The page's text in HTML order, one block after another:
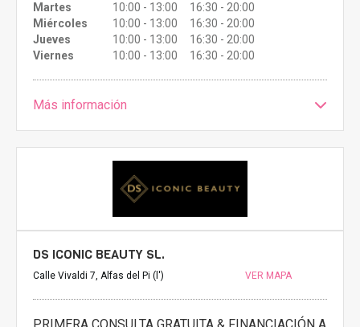
Martes
10:00 - 13:00 16:30 - 20:00
Miércoles
10:00 - 13:00 16:30 - 20:00
Jueves
10:00 - 13:00 16:30 - 20:00
Viernes
10:00 - 13:00 16:30 - 20:00
Más información
DS ICONIC BEAUTY SL.
Calle Vivaldi 7, Alfas del Pi (l') VER MAPA